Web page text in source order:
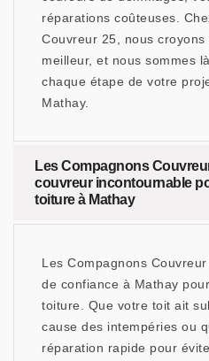
réparations coûteuses.
Couvreur 25, nous
meilleur, et nous sommes
chaque étape de votre
Mathay.
Les Compagnons
couvreur incontournable
toiture à Mathay
Les Compagnons
de confiance à Mathay
toiture. Que votre toit ait
cause des intempéries ou
réparation rapide pour